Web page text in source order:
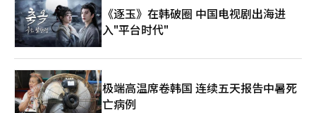
《逐玉》在韩破圈 中国电视剧出海进
入"平台时代"
极端高温席卷韩国 连续五天报告中暑死
亡病例